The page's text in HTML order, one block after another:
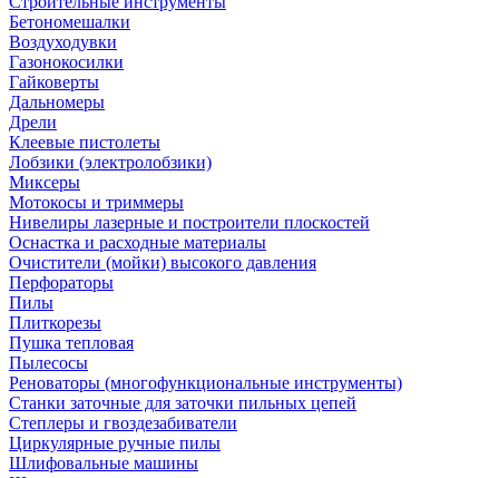
Бетономешалки
Воздуходувки
Газонокосилки
Гайковерты
Дальномеры
Дрели
Клеевые пистолеты
Лобзики (электролобзики)
Миксеры
Мотокосы и триммеры
Нивелиры лазерные и построители плоскостей
Оснастка и расходные материалы
Очистители (мойки) высокого давления
Перфораторы
Пилы
Плиткорезы
Пушка тепловая
Пылесосы
Реноваторы (многофункциональные инструменты)
Станки заточные для заточки пильных цепей
Степлеры и гвоздезабиватели
Циркулярные ручные пилы
Шлифовальные машины